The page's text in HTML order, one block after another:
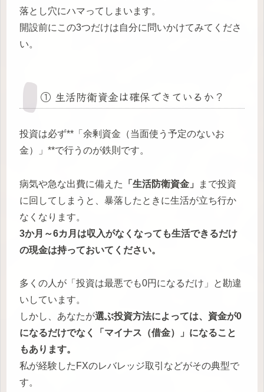
落とし穴にハマってしまいます。
開設前にこの3つだけは自分に問いかけてみてくださ
い。
① 生活防衛資金は確保できているか？
投資は必ず**「余剰資金（当面使う予定のないお
金）」**で行うのが鉄則です。
病気や急な出費に備えた 「生活防衛資金」
まで投資
に回してしまうと、暴落したときに生活が立ち行か
なくなります。
3か月～6カ月は収入がなくなっても生活できるだけ
の現金は持っておいてください。
多くの人が「投資は最悪でも0円になるだけ」と勘違
いしています。
しかし、あなたが選ぶ投資方法によっては、資金が0
になるだけでなく「マイナス（借金）」になること
もあります。
私が経験したFXのレバレッジ取引などがその典型で
す。